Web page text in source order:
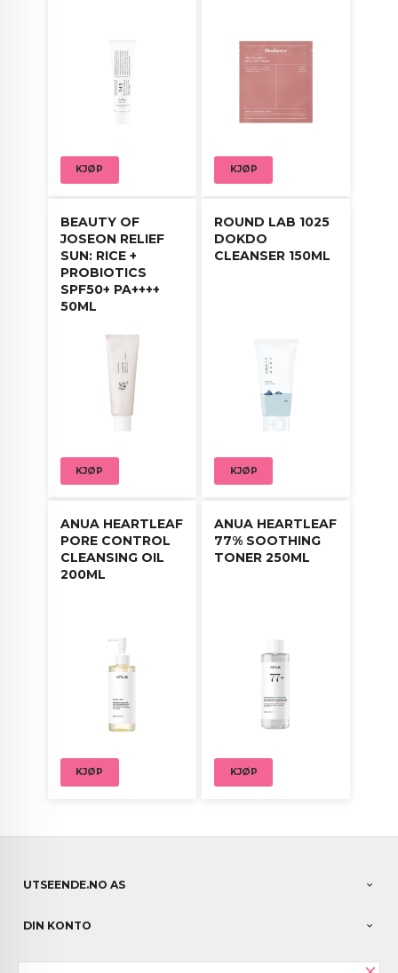
KJØP KJØP
BEAUTY OF
JOSEON RELIEF
SUN: RICE +
PROBIOTICS
SPF50+ PA++++
50ML
KJØP
ROUND LAB 1025
DOKDO
CLEANSER 150ML
KJØP
ANUA HEARTLEAF
PORE CONTROL
CLEANSING OIL
200ML
KJØP
ANUA HEARTLEAF
77% SOOTHING
TONER 250ML
KJØP
UTSEENDE.NO AS
DIN KONTO
NYHETSBREV